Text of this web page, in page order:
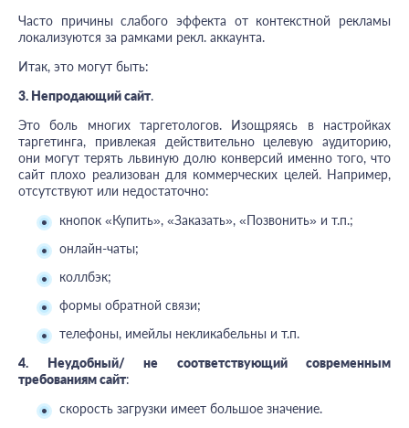
Часто причины слабого эффекта от контекстной рекламы
локализуются за рамками рекл. аккаунта.
Итак, это могут быть:
3. Непродающий сайт.
Это боль многих таргетологов. Изощряясь в настройках
таргетинга, привлекая действительно целевую аудиторию,
они могут терять львиную долю конверсий именно того, что
сайт плохо реализован для коммерческих целей. Например,
отсутствуют или недостаточно:
кнопок «Купить», «Заказать», «Позвонить» и т.п.;
онлайн-чаты;
коллбэк;
формы обратной связи;
телефоны, имейлы некликабельны и т.п.
4. Неудобный/ не соответствующий современным
требованиям сайт:
скорость загрузки имеет большое значение.